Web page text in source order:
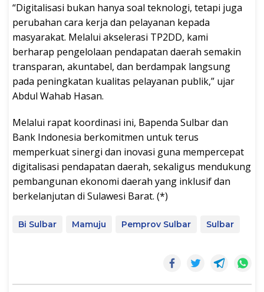
“Digitalisasi bukan hanya soal teknologi, tetapi juga
perubahan cara kerja dan pelayanan kepada
masyarakat. Melalui akselerasi TP2DD, kami
berharap pengelolaan pendapatan daerah semakin
transparan, akuntabel, dan berdampak langsung
pada peningkatan kualitas pelayanan publik,” ujar
Abdul Wahab Hasan.
Melalui rapat koordinasi ini, Bapenda Sulbar dan
Bank Indonesia berkomitmen untuk terus
memperkuat sinergi dan inovasi guna mempercepat
digitalisasi pendapatan daerah, sekaligus mendukung
pembangunan ekonomi daerah yang inklusif dan
berkelanjutan di Sulawesi Barat. (*)
Bi Sulbar Mamuju Pemprov Sulbar Sulbar